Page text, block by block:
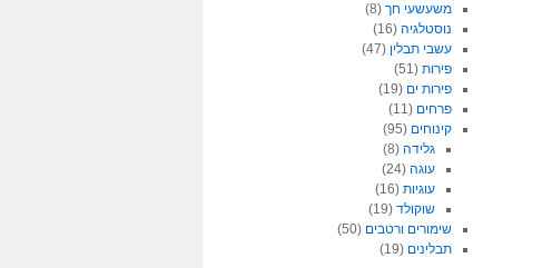
משעשעי חך(8)
נוסטלגיה(16)
עשבי תבלין (47)
פירות(51)
פירות ים (19)
פרחים (11)
קינוחים (95)
גלידה (8)
עוגה (24)
עוגיות (16)
שוקולד (19)
שימורים ורטבים (50)
תבלינים (19)